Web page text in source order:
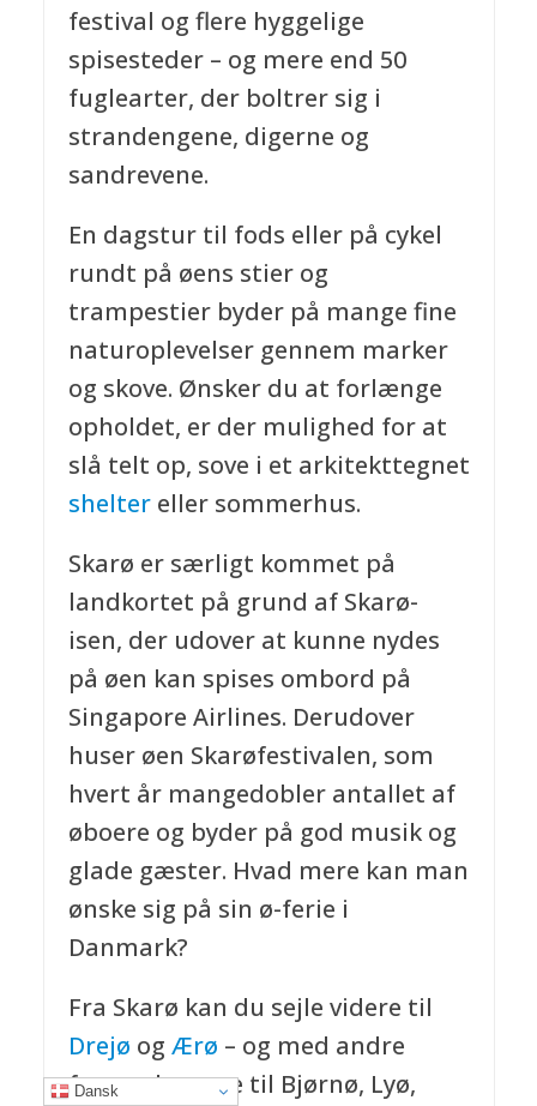
festival og flere hyggelige
spisesteder – og mere end 50
fuglearter, der boltrer sig i
strandengene, digerne og
sandrevene.
En dagstur til fods eller på cykel
rundt på øens stier og
trampestier byder på mange fine
naturoplevelser gennem marker
og skove. Ønsker du at forlænge
opholdet, er der mulighed for at
slå telt op, sove i et arkitekttegnet
sheltereller sommerhus.
Skarø er særligt kommet på
landkortet på grund af Skarø-
isen, der udover at kunne nydes
på øen kan spises ombord på
Singapore Airlines. Derudover
huser øen Skarøfestivalen, som
hvert år mangedobler antallet af
øboere og byder på god musik og
glade gæster. Hvad mere kan man
ønske sig på sin ø-ferie i
Danmark?
Fra Skarø kan du sejle videre til
Drejø og Ærø – og med andre
færger komme til Bjørnø, Lyø,
Dansk